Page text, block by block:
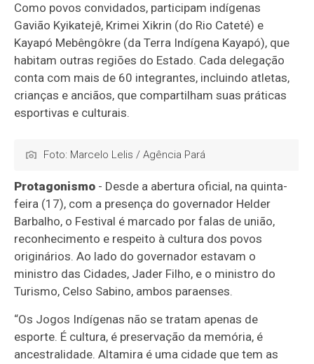
Como povos convidados, participam indígenas
Gavião Kyikatejê, Krimei Xikrin (do Rio Cateté) e
Kayapó Mebêngôkre (da Terra Indígena Kayapó), que
habitam outras regiões do Estado. Cada delegação
conta com mais de 60 integrantes, incluindo atletas,
crianças e anciãos, que compartilham suas práticas
esportivas e culturais.
Foto: Marcelo Lelis / Agência Pará
Protagonismo - Desde a abertura oficial, na quinta-
feira (17), com a presença do governador Helder
Barbalho, o Festival é marcado por falas de união,
reconhecimento e respeito à cultura dos povos
originários. Ao lado do governador estavam o
ministro das Cidades, Jader Filho, e o ministro do
Turismo, Celso Sabino, ambos paraenses.
“Os Jogos Indígenas não se tratam apenas de
esporte. É cultura, é preservação da memória, é
ancestralidade. Altamira é uma cidade que tem as